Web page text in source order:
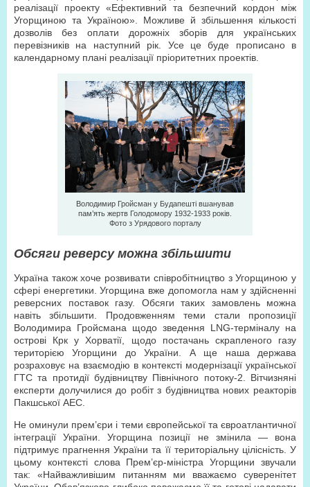
реалізації проекту «Ефективний та безпечний кордон між
Угорщиною та Україною». Можливе й збільшення кількості
дозволів без оплати дорожніх зборів для українських
перевізників на наступний рік. Усе це буде прописано в
календарному плані реалізації пріоритетних проектів.
Володимир Гройсман у Будапешті вшанував
пам’ять жертв Голодомору 1932-1933 років.
Фото з Урядового порталу
Обсяги реверсу можна збільшити
Україна також хоче розвивати співробітництво з Угорщиною у
сфері енергетики. Угорщина вже допомогла нам у здійсненні
реверсних поставок газу. Обсяги таких замовлень можна
навіть збільшити. Продовженням теми стали пропозиції
Володимира Гройсмана щодо зведення LNG-терміналу на
острові Крк у Хорватії, щодо постачань скрапленого газу
територією Угорщини до України. А ще наша держава
розраховує на взаємодію в контексті модернізації української
ГТС та протидії будівництву Північного потоку-2. Вітчизняні
експерти долучилися до робіт з будівництва нових реакторів
Пакшської АЕС.
Не оминули прем’єри і теми європейської та євроатлантичної
інтеграції України. Угорщина позиції не змінила — вона
підтримує прагнення України та її територіальну цілісність. У
цьому контексті слова Прем’єр-міністра Угорщини звучали
так: «Найважливішим питанням ми вважаємо суверенітет